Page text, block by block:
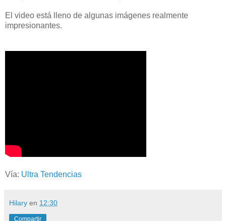
El video está lleno de algunas imágenes realmente
impresionantes.
Vía: Ultra Tendencias
Hilary en 12:30
Compartir